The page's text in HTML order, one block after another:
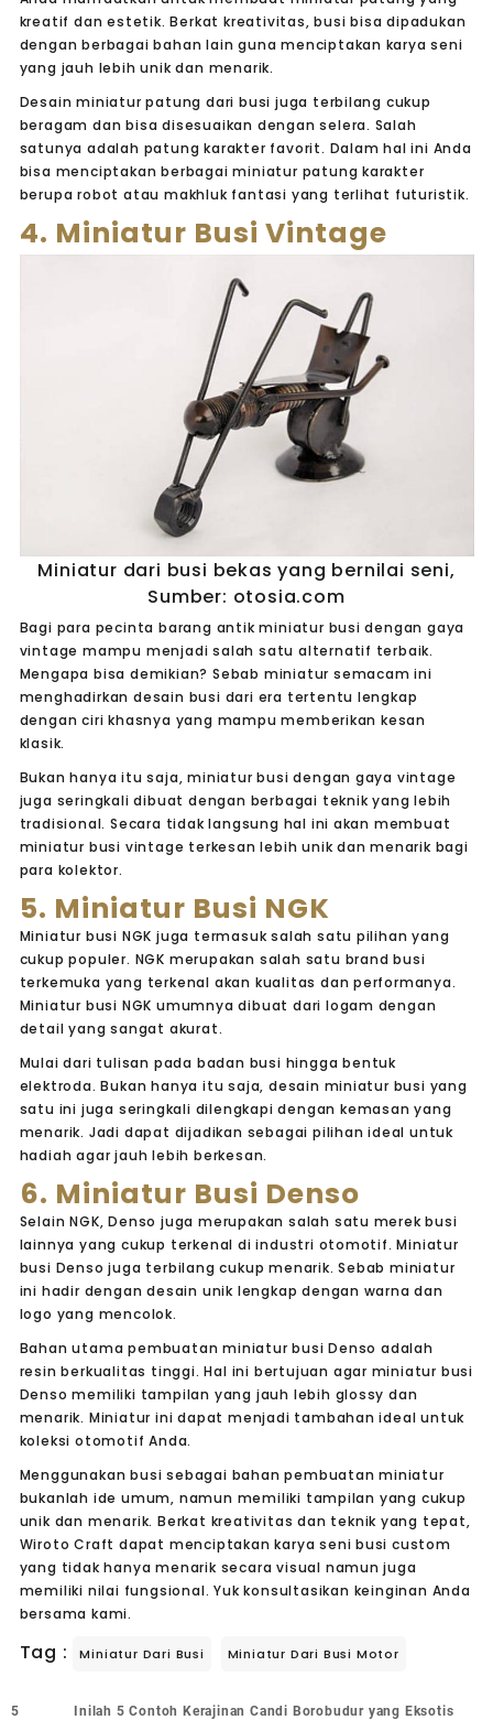
kreatif dan estetik. Berkat kreativitas, busi bisa dipadukan
dengan berbagai bahan lain guna menciptakan karya seni
yang jauh lebih unik dan menarik.
Desain miniatur patung dari busi juga terbilang cukup
beragam dan bisa disesuaikan dengan selera. Salah
satunya adalah patung karakter favorit. Dalam hal ini Anda
bisa menciptakan berbagai miniatur patung karakter
berupa robot atau makhluk fantasi yang terlihat futuristik.
4. Miniatur Busi Vintage
Miniatur dari busi bekas yang bernilai seni,
Sumber: otosia.com
Bagi para pecinta barang antik miniatur busi dengan gaya
vintage mampu menjadi salah satu alternatif terbaik.
Mengapa bisa demikian? Sebab miniatur semacam ini
menghadirkan desain busi dari era tertentu lengkap
dengan ciri khasnya yang mampu memberikan kesan
klasik.
Bukan hanya itu saja, miniatur busi dengan gaya vintage
juga seringkali dibuat dengan berbagai teknik yang lebih
tradisional. Secara tidak langsung hal ini akan membuat
miniatur busi vintage terkesan lebih unik dan menarik bagi
para kolektor.
5. Miniatur Busi NGK
Miniatur busi NGK juga termasuk salah satu pilihan yang
cukup populer. NGK merupakan salah satu brand busi
terkemuka yang terkenal akan kualitas dan performanya.
Miniatur busi NGK umumnya dibuat dari logam dengan
detail yang sangat akurat.
Mulai dari tulisan pada badan busi hingga bentuk
elektroda. Bukan hanya itu saja, desain miniatur busi yang
satu ini juga seringkali dilengkapi dengan kemasan yang
menarik. Jadi dapat dijadikan sebagai pilihan ideal untuk
hadiah agar jauh lebih berkesan.
6. Miniatur Busi Denso
Selain NGK, Denso juga merupakan salah satu merek busi
lainnya yang cukup terkenal di industri otomotif. Miniatur
busi Denso juga terbilang cukup menarik. Sebab miniatur
ini hadir dengan desain unik lengkap dengan warna dan
logo yang mencolok.
Bahan utama pembuatan miniatur busi Denso adalah
resin berkualitas tinggi. Hal ini bertujuan agar miniatur busi
Denso memiliki tampilan yang jauh lebih glossy dan
menarik. Miniatur ini dapat menjadi tambahan ideal untuk
koleksi otomotif Anda.
Menggunakan busi sebagai bahan pembuatan miniatur
bukanlah ide umum, namun memiliki tampilan yang cukup
unik dan menarik. Berkat kreativitas dan teknik yang tepat,
Wiroto Craft dapat menciptakan karya seni busi custom
yang tidak hanya menarik secara visual namun juga
memiliki nilai fungsional.Yuk konsultasikan keinginan Anda
bersama kami.
Tag : Miniatur Dari Busi Miniatur Dari Busi Motor
5
Inilah 5 Contoh Kerajinan Candi Borobudur yang Eksotis